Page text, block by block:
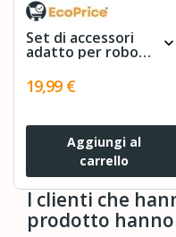
Set di accessori
adatto per robot
Roborock S4 S5
MAX S6 Pure E2 E3
expand_more
19,99 €
Aggiungi al
carrello
I clienti che
prodotto